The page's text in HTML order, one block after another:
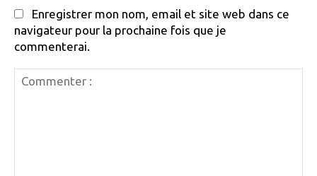
Enregistrer mon nom, email et site web dans ce
navigateur pour la prochaine fois que je
commenterai.